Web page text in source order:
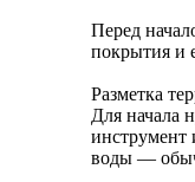
Перед
покрытия и
Разметка
Для начала
инструмент
воды —